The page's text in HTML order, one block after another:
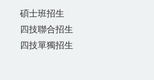
碩士班招生
四技聯合招生
四技單獨招生